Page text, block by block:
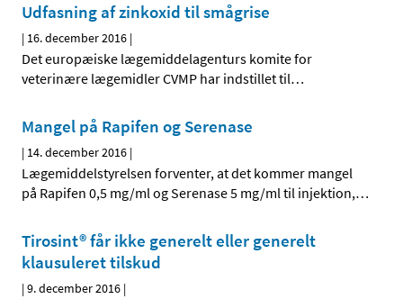
Udfasning af zinkoxid til smågrise
| 16. december 2016 |
Det europæiske lægemiddelagenturs komite for
veterinære lægemidler CVMP har indstillet til…
Mangel på Rapifen og Serenase
| 14. december 2016 |
Lægemiddelstyrelsen forventer, at det kommer mangel
på Rapifen 0,5 mg/ml og Serenase 5 mg/ml til injektion,…
Tirosint® får ikke generelt eller generelt
klausuleret tilskud
|9. december 2016 |